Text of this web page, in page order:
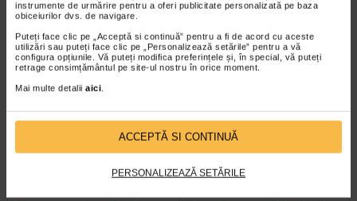
instrumente de urmărire pentru a oferi publicitate personalizată pe baza
obiceiurilor dvs. de navigare.
Puteți face clic pe „Acceptă si continuă” pentru a fi de acord cu aceste
utilizări sau puteți face clic pe „Personalizează setările” pentru a vă
configura opțiunile. Vă puteți modifica preferințele și, în special, vă puteți
retrage consimțământul pe site-ul nostru în orice moment.
Mai multe detalii aici.
ACCEPTĂ SI CONTINUĂ
PERSONALIZEAZĂ SETĂRILE
crema pentru piele foarte uscata
sau cu tendinta atopica. Contine…
nevoie de o ingrijire specifica, chiar
-35% Preț întreg:
Preț redus: 41.34 Lei